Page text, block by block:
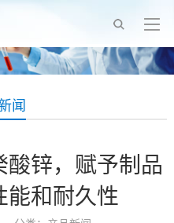
闻
锌，赋予制品
能和耐久性